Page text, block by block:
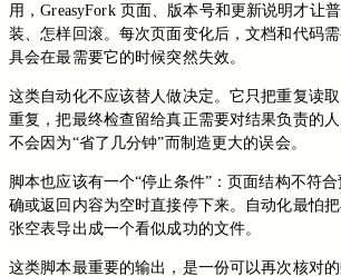
用，GreasyFork 页面、版本号和更新说明才让
装、怎样回滚。每次页面变化后，文档和代码
具会在最需要它的时候突然失效。
这类自动化不应该替人做决定。它只把重复读
重复，把最终检查留给真正需要对结果负责的
不会因为“省了几分钟”而制造更大的误会。
脚本也应该有一个“停止条件”：页面结构不符
确或返回内容为空时直接停下来。自动化最怕
张空表导出成一个看似成功的文件。
这类脚本最重要的输出，是一份可以再次核对